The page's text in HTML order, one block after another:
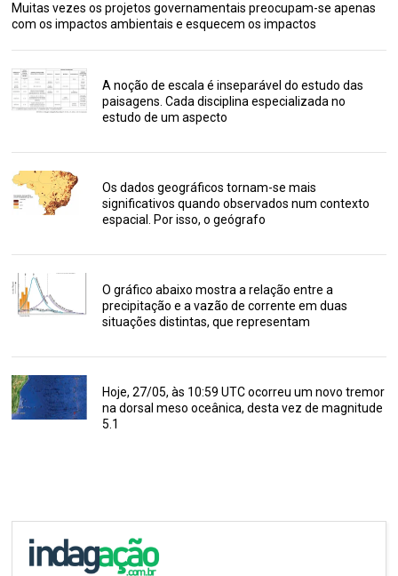
Muitas vezes os projetos governamentais preocupam-se apenas
com os impactos ambientais e esquecem os impactos
A noção de escala é inseparável do estudo das
paisagens. Cada disciplina especializada no
estudo de um aspecto
Os dados geográficos tornam-se mais
significativos quando observados num contexto
espacial. Por isso, o geógrafo
O gráfico abaixo mostra a relação entre a
precipitação e a vazão de corrente em duas
situações distintas, que representam
Hoje, 27/05, às 10:59 UTC ocorreu um novo tremor
na dorsal meso oceânica, desta vez de magnitude
5.1